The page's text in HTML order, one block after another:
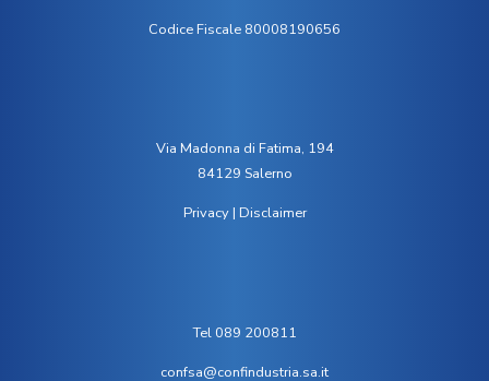
Codice Fiscale 80008190656
Via Madonna di Fatima, 194
84129 Salerno
Privacy| Disclaimer
Tel 089 200811
confsa@confindustria.sa.it